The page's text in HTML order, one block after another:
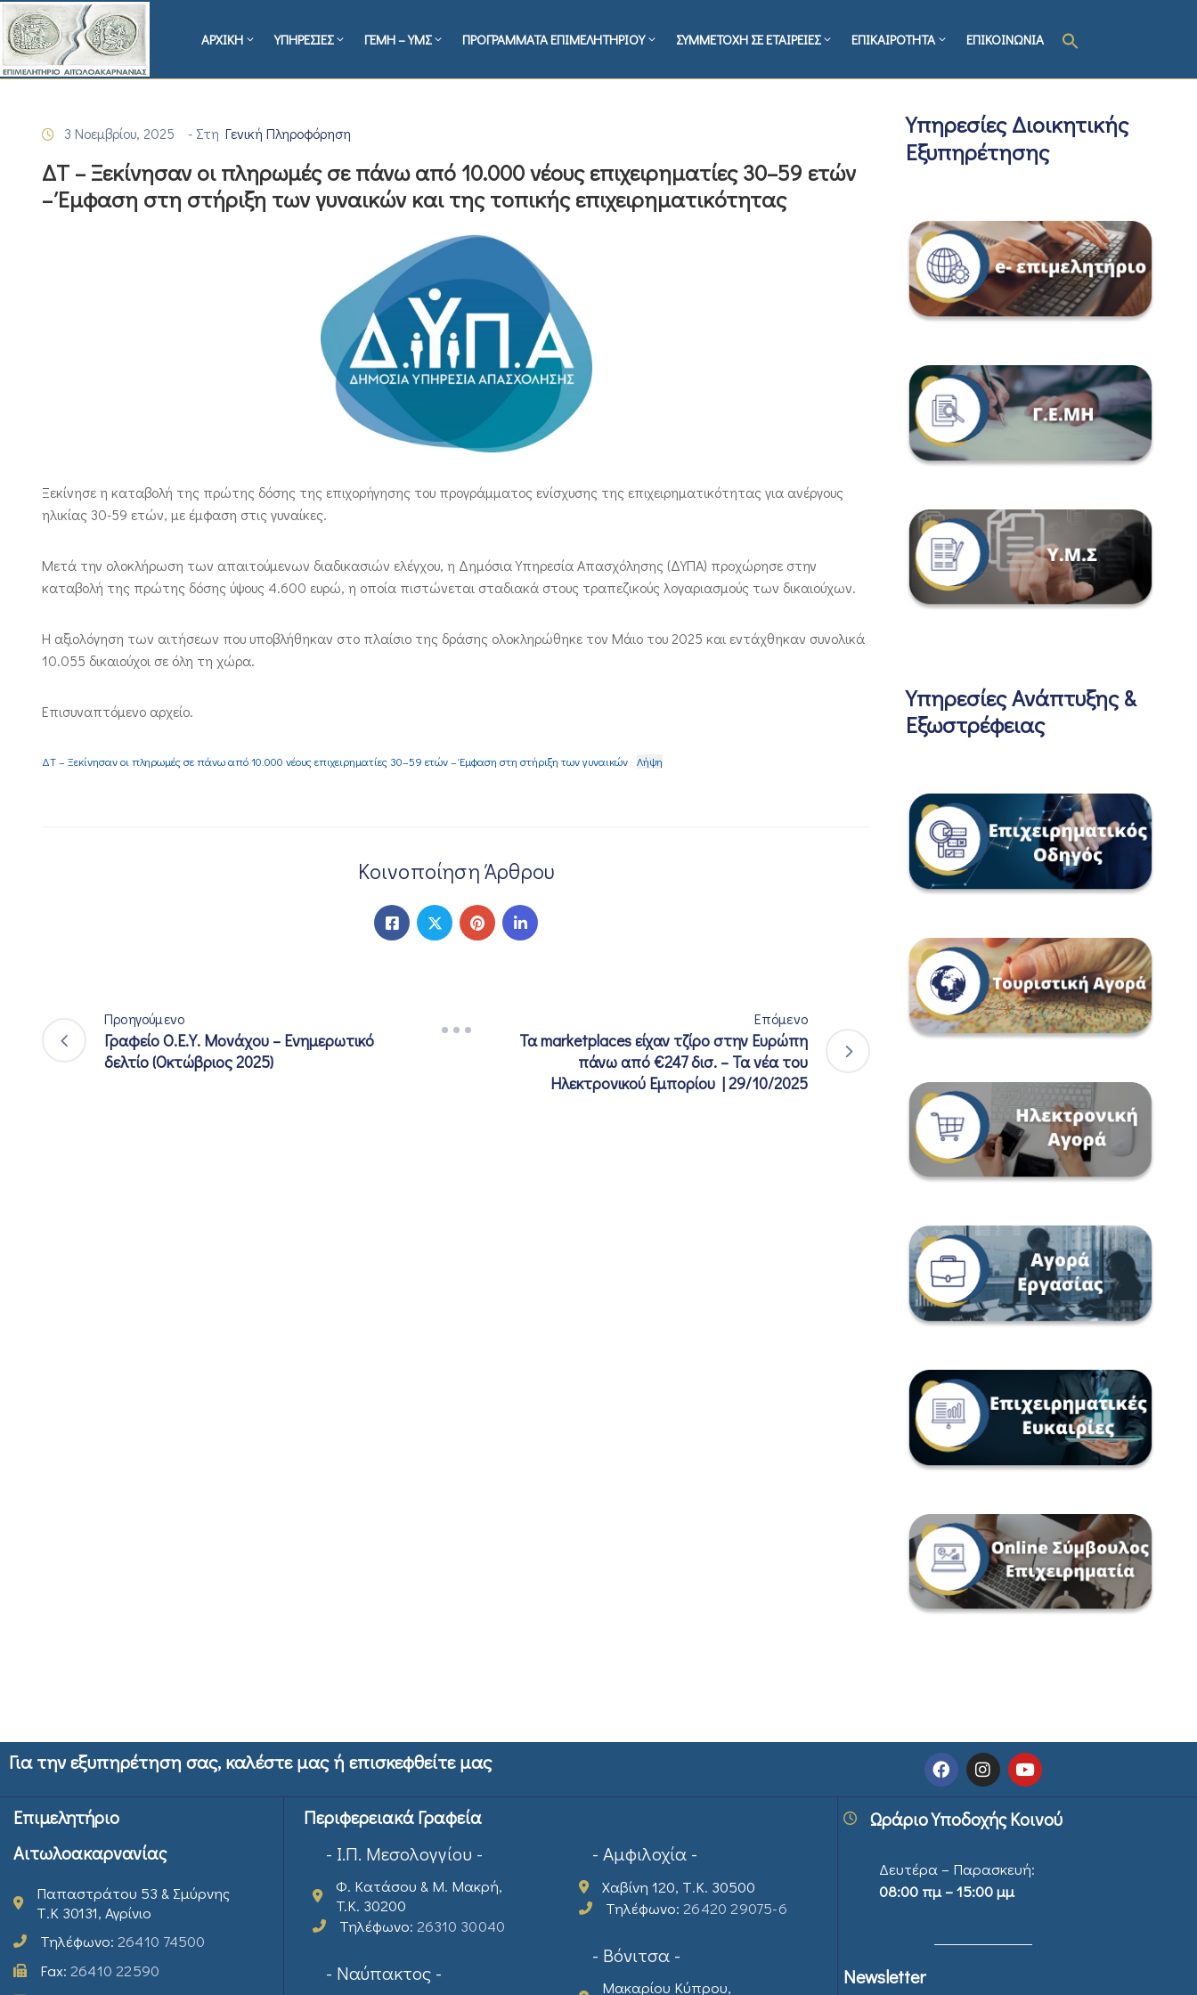
ΑΡΧΙΚΗ ΥΠΗΡΕΣΙΕΣ ΓΕΜΗ – ΥΜΣ ΠΡΟΓΡΑΜΜΑΤΑ ΕΠΙΜΕΛΗΤΗΡΙΟΥ ΣΥΜΜΕΤΟΧΗ ΣΕ ΕΤΑΙΡΕΙΕΣ ΕΠΙΚΑΙΡΟΤΗΤΑ ΕΠΙΚΟΙΝΩΝΙΑ
3 Νοεμβρίου, 2025 - Στη Γενική Πληροφόρηση
ΔΤ – Ξεκίνησαν οι πληρωμές σε πάνω από 10.000 νέους επιχειρηματίες 30–59 ετών
– Έμφαση στη στήριξη των γυναικών και της τοπικής επιχειρηματικότητας
Ξεκίνησε η καταβολή της πρώτης δόσης της επιχορήγησης του προγράμματος ενίσχυσης της επιχειρηματικότητας για ανέργους
ηλικίας 30-59 ετών, με έμφαση στις γυναίκες.
Μετά την ολοκλήρωση των απαιτούμενων διαδικασιών ελέγχου, η Δημόσια Υπηρεσία Απασχόλησης (ΔΥΠΑ) προχώρησε στην
καταβολή της πρώτης δόσης ύψους 4.600 ευρώ, η οποία πιστώνεται σταδιακά στους τραπεζικούς λογαριασμούς των δικαιούχων.
Η αξιολόγηση των αιτήσεων που υποβλήθηκαν στο πλαίσιο της δράσης ολοκληρώθηκε τον Μάιο του 2025 και εντάχθηκαν συνολικά
10.055 δικαιούχοι σε όλη τη χώρα.
Επισυναπτόμενο αρχείο.
ΔΤ – Ξεκίνησαν οι πληρωμές σε πάνω από 10.000 νέους επιχειρηματίες 30–59 ετών – Έμφαση στη στήριξη των γυναικών Λήψη
Κοινοποίηση Άρθρου
Προηγούμενο
Γραφείο Ο.Ε.Υ. Μονάχου – Ενημερωτικό
δελτίο (Οκτώβριος 2025)
Επόμενο
Τα marketplaces είχαν τζίρο στην Ευρώπη
πάνω από €247 δισ. – Τα νέα του
Ηλεκτρονικού Εμπορίου | 29/10/2025
Υπηρεσίες Διοικητικής
Εξυπηρέτησης
Υπηρεσίες Ανάπτυξης &
Εξωστρέφειας
Για την εξυπηρέτηση σας, καλέστε μας ή επισκεφθείτε μας
Επιμελητήριο
Αιτωλοακαρνανίας
Παπαστράτου 53 & Σμύρνης
Τ.Κ 30131, Αγρίνιο
Τηλέφωνο: 26410 74500
Fax: 26410 22590
Περιφερειακά Γραφεία
- Ι.Π. Μεσολογγίου -
Φ. Κατάσου & Μ. Μακρή,
T.K. 30200
Τηλέφωνο: 26310 30040
- Ναύπακτος -
- Αμφιλοχία -
Χαβίνη 120, Τ.Κ. 30500
Τηλέφωνο:26420 29075-6
- Βόνιτσα -
Μακαρίου Κύπρου,
Ωράριο Υποδοχής Κοινού
Δευτέρα – Παρασκευή:
08:00 πμ – 15:00 μμ
Newsletter